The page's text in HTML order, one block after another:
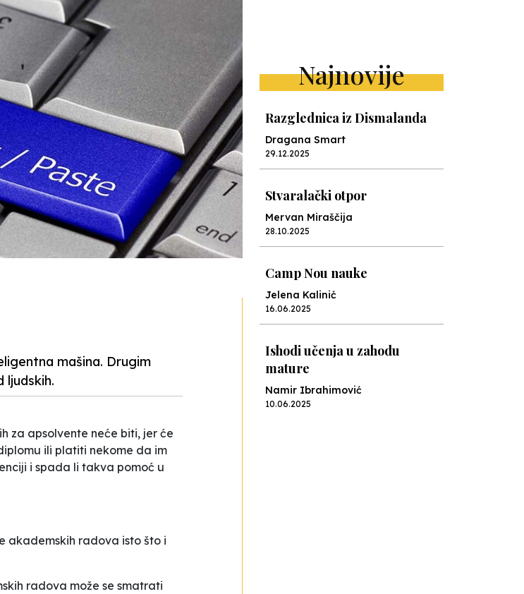
mašina. Drugim
za apsolvente neće biti, jer će
ili platiti nekome da im
i spada li takva pomoć u
akademskih radova isto što i
radova može se smatrati
Najnovije
Razglednica iz Dismalanda
Dragana Smart
29.12.2025
Stvaralački otpor
Mervan Miraščija
28.10.2025
Camp Nou nauke
Jelena Kalinić
16.06.2025
Ishodi učenja u zahodu
mature
Namir Ibrahimović
10.06.2025